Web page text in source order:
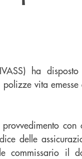
ha
vita emesse
con
delle
commissario il